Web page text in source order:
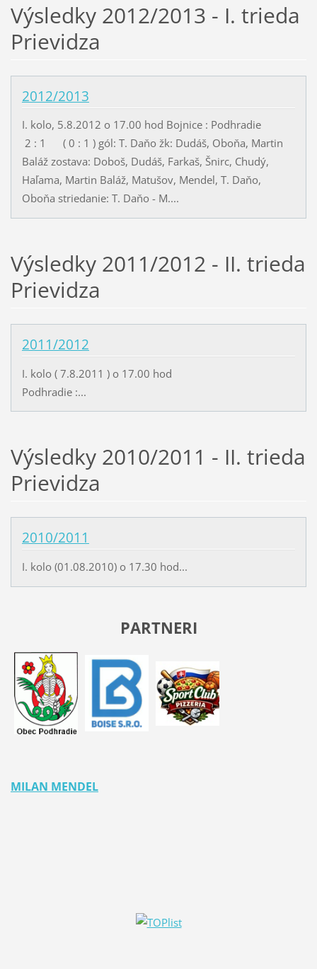
Výsledky 2012/2013 - I. trieda
Prievidza
2012/2013
I. kolo, 5.8.2012 o 17.00 hod Bojnice : Podhradie
2 : 1 ( 0 : 1 ) gól: T. Daňo žk: Dudáš, Oboňa, Martin
Baláž zostava: Doboš, Dudáš, Farkaš, Šnirc, Chudý,
Haľama, Martin Baláž, Matušov, Mendel, T. Daňo,
Oboňa striedanie: T. Daňo - M....
Výsledky 2011/2012 - II. trieda
Prievidza
2011/2012
I. kolo ( 7.8.2011 ) o 17.00 hod
Podhradie :...
Výsledky 2010/2011 - II. trieda
Prievidza
2010/2011
I. kolo (01.08.2010) o 17.30 hod...
PARTNERI
MILAN MENDEL